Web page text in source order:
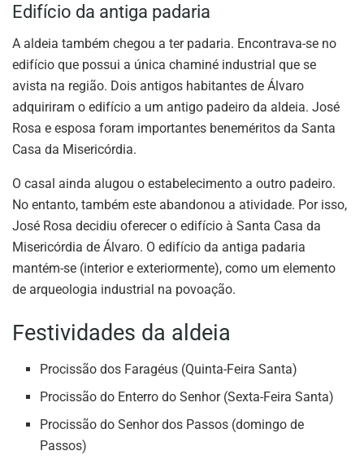
Edifício da antiga padaria
A aldeia também chegou a ter padaria. Encontrava-se no
edifício que possui a única chaminé industrial que se
avista na região. Dois antigos habitantes de Álvaro
adquiriram o edifício a um antigo padeiro da aldeia. José
Rosa e esposa foram importantes beneméritos da Santa
Casa da Misericórdia.
O casal ainda alugou o estabelecimento a outro padeiro.
No entanto, também este abandonou a atividade. Por isso,
José Rosa decidiu oferecer o edifício à Santa Casa da
Misericórdia de Álvaro. O edifício da antiga padaria
mantém-se (interior e exteriormente), como um elemento
de arqueologia industrial na povoação.
Festividades da aldeia
Procissão dos Faragéus (Quinta-Feira Santa)
Procissão do Enterro do Senhor (Sexta-Feira Santa)
Procissão do Senhor dos Passos (domingo de
Passos)